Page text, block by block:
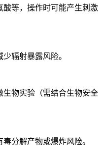
等，操作时可能产生刺激
辐射暴露风险。
物实验（需结合生物安全
分解产物或爆炸风险。